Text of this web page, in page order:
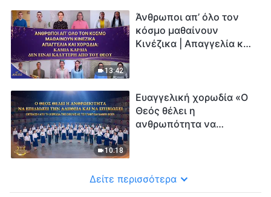
13:42
Άνθρωποι απ’ όλο τον
κόσμο μαθαίνουν
Κινέζικα | Απαγγελία και
10:18
Ευαγγελική χορωδία «Ο
Θεός θέλει η
ανθρωπότητα να
Δείτε περισσότερα